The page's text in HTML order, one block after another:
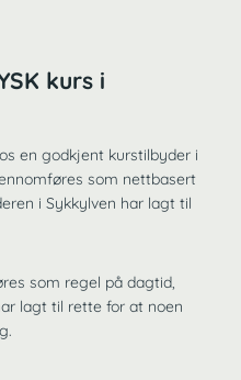
kurs i
en godkjent kurstilbyder i
som nettbasert
i Sykkylven har lagt til
som regel på dagtid,
lagt til rette for at noen